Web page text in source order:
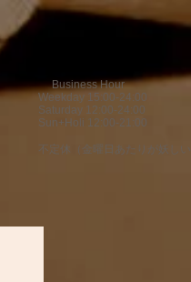
Business Hour
Weekday 15:00-24:00
Saturday 12:00-24:00
Sun+Holi 12:00-21:00
不定休（金曜日あたりが妖し